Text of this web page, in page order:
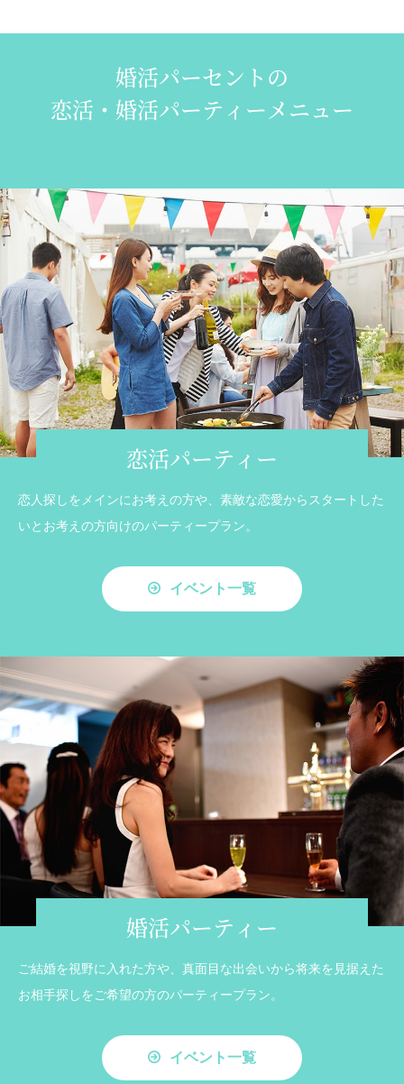
婚活パーセントの
恋活・婚活パーティーメニュー
恋活パーティー
恋人探しをメインにお考えの方や、素敵な恋愛からスタートした
いとお考えの方向けのパーティープラン。
イベント一覧
婚活パーティー
ご結婚を視野に入れた方や、真面目な出会いから将来を見据えた
お相手探しをご希望の方のパーティープラン。
イベント一覧